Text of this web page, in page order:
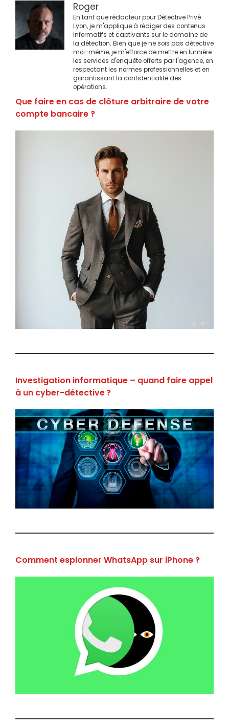
Roger
En tant que rédacteur pour Détective Privé
Lyon, je m'applique à rédiger des contenus
informatifs et captivants sur le domaine de
la détection. Bien que je ne sois pas détective
moi-même, je m'efforce de mettre en lumière
les services d'enquête offerts par l'agence, en
respectant les normes professionnelles et en
garantissant la confidentialité des
opérations.
Que faire en cas de clôture arbitraire de votre
compte bancaire ?
Investigation informatique – quand faire appel
à un cyber-détective ?
Comment espionner WhatsApp sur iPhone ?